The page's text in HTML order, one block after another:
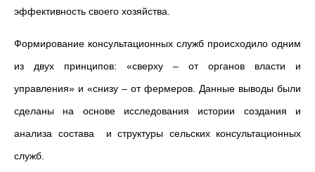
эффективность своего хозяйства.
Формирование консультационных служб происходило одним
из двух принципов: «сверху – от органов власти и
управления» и «снизу – от фермеров. Данные выводы были
сделаны на основе исследования истории создания и
анализа состава и структуры сельских консультационных
служб.